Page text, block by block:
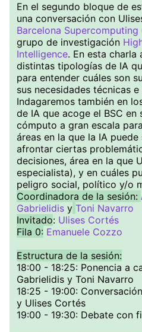
En el segundo bloque de
una conversación con
Barcelona Supercomputing
grupo de investigación
Intelligence. En esta charla
distintas tipologías de IA
para entender cuáles son
sus necesidades técnicas
Indagaremos también en
de IA que acoge el BSC en
cómputo a gran escala
áreas en la que la IA
afrontar ciertas
decisiones, área en la que
especialista), y en cuáles
peligro social, político y/o
Coordinadora de la sesión:
Gabrielidis y Toni Navarro
Invitado: Ulises Cortés
Fila 0: Emanuele Cozzo
Estructura de la sesión:
18:00 - 18:25: Ponencia a
Gabrielidis y Toni Navarro
18:25 - 19:00:
y Ulises Cortés
19:00 - 19:30: Debate con